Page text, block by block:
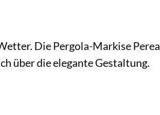
Die Pergola-Markise
über die elegante Gestaltung.